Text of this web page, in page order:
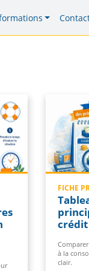
FICHE
crédit
à la
clair.